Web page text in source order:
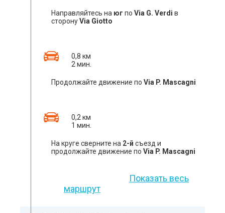
Направляйтесь на юг по Via G. Verdi в
сторонуVia Giotto
0,8 км
2 мин.
Продолжайте движение по Via P. Mascagni
0,2 км
1 мин.
На круге сверните на 2-й съезд и
продолжайте движение по Via P. Mascagni
Показать весь
маршрут